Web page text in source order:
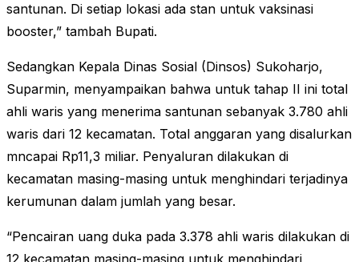
santunan. Di setiap lokasi ada stan untuk vaksinasi
booster,” tambah Bupati.
Sedangkan Kepala Dinas Sosial (Dinsos) Sukoharjo,
Suparmin, menyampaikan bahwa untuk tahap II ini total
ahli waris yang menerima santunan sebanyak 3.780 ahli
waris dari 12 kecamatan. Total anggaran yang disalurkan
mncapai Rp11,3 miliar. Penyaluran dilakukan di
kecamatan masing-masing untuk menghindari terjadinya
kerumunan dalam jumlah yang besar.
“Pencairan uang duka pada 3.378 ahli waris dilakukan di